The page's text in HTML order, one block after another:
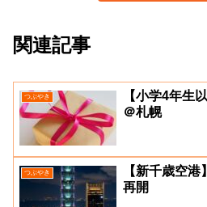
関連記事
つぶやき
【小学4年生
＠札幌
つぶやき
【新千歳空
再開